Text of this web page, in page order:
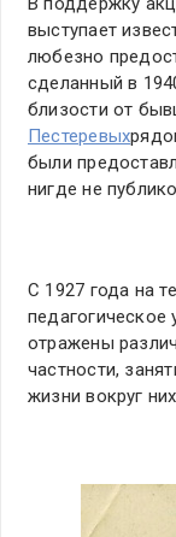
выступает
любезно
сделанный в
близости от
Пестеревых
были
нигде не
С 1927 года на
отражены
частности,
жизни вокруг